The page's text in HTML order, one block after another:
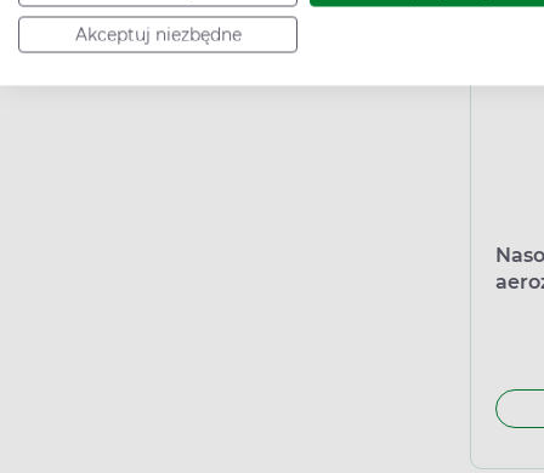
Akceptuj niezbędne